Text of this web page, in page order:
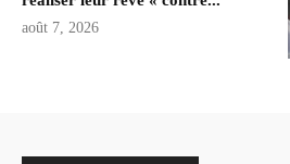
août 7, 2026